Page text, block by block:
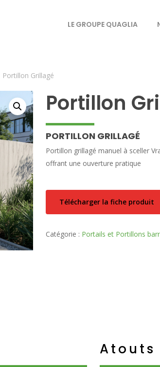
LE GROUPE QUAGLIA
Portillon Grillagé
Portillon
PORTILLON GRILLAGÉ
Portillon grillagé manuel à sceller
offrant une ouverture pratique
Télécharger la fiche produit
Catégorie : Portails et Portillons
Atouts